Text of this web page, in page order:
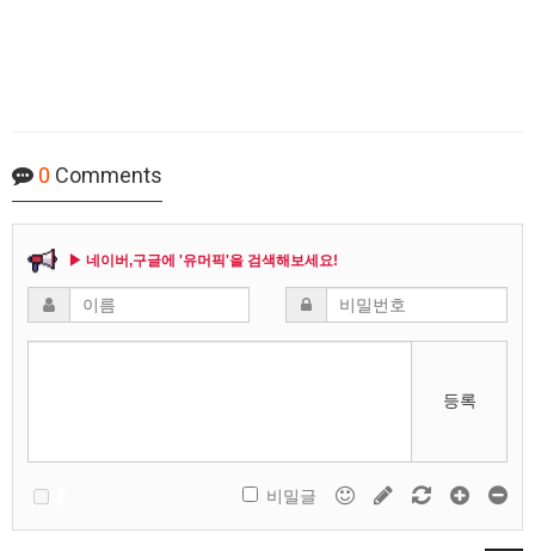
0 Comments
▶ 네이버,구글에 '유머픽'을 검색해보세요!
등록
비밀글